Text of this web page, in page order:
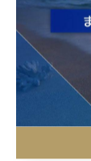
別荘管理で
間や労力が増
費用は安く
ら対応する必
くなります。
一方、管理
る場合や、